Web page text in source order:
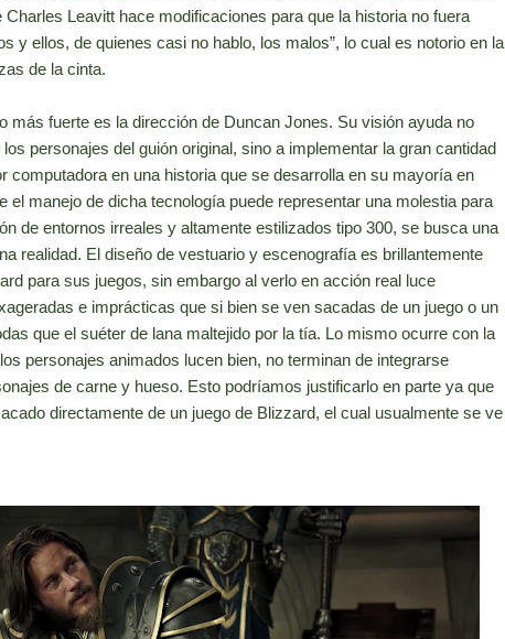
Leavitt hace modificaciones para que la historia no fuera
y ellos, de quienes casi no hablo, los malos”, lo cual es notorio en la
de la cinta.
más fuerte es la dirección de Duncan Jones. Su visión ayuda no
personajes del guión original, sino a implementar la gran cantidad
computadora en una historia que se desarrolla en su mayoría en
el manejo de dicha tecnología puede representar una molestia para
de entornos irreales y altamente estilizados tipo 300, se busca una
realidad. El diseño de vestuario y escenografía es brillantemente
para sus juegos, sin embargo al verlo en acción real luce
e imprácticas que si bien se ven sacadas de un juego o un
que el suéter de lana maltejido por la tía. Lo mismo ocurre con la
personajes animados lucen bien, no terminan de integrarse
de carne y hueso. Esto podríamos justificarlo en parte ya que
directamente de un juego de Blizzard, el cual usualmente se ve